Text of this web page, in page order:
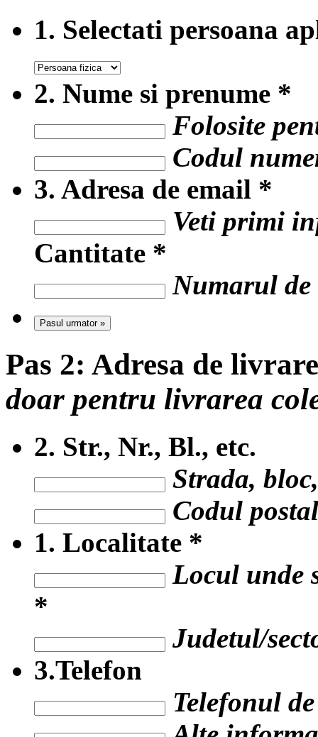
1. Selectati persoana
2. Nume si prenume *
Folosite
Codul
3. Adresa de email *
Veti primi
Cantitate *
Numarul
Pasul urmator »
Pas 2: Adresa de
doar pentru livrarea
2. Str., Nr., Bl., etc.
Strada,
Codul
1. Localitate *
Locul unde
*
Judetul/
3.Telefon
Telefonul